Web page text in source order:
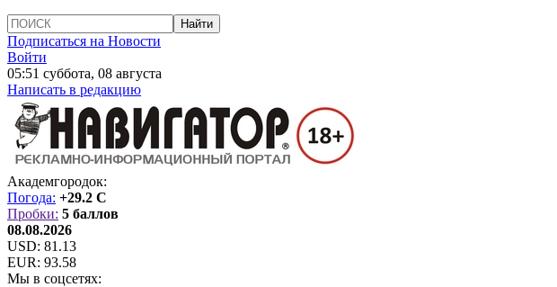
Подписаться на Новости
Войти
05:51 суббота, 08 августа
Написать в редакцию
Академгородок:
Погода: +29.2 C
Пробки: 5 баллов
08.08.2026
USD: 81.13
EUR: 93.58
Мы в соцсетях: